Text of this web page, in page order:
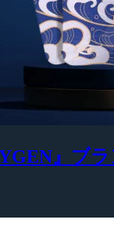
』ブ